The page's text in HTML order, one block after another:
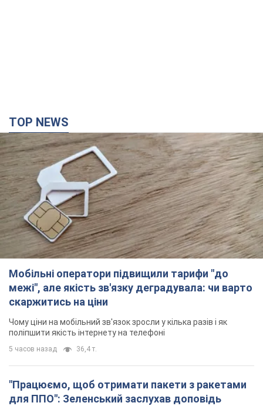
TOP NEWS
Мобільні оператори підвищили тарифи "до
межі", але якість зв'язку деградувала: чи варто
скаржитись на ціни
Чому ціни на мобільний зв'язок зросли у кілька разів і як
поліпшити якість інтернету на телефоні
5 часов назад 36,4 т.
"Працюємо, щоб отримати пакети з ракетами
для ППО": Зеленський заслухав доповідь